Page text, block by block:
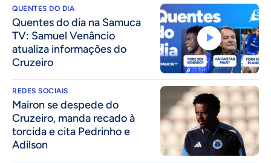
QUENTES DO DIA
Quentes do dia na Samuca
TV: Samuel Venâncio
atualiza informações do
Cruzeiro
REDES SOCIAIS
Mairon se despede do
Cruzeiro, manda recado à
torcida e cita Pedrinho e
Adilson